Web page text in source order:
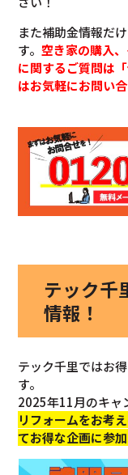
また補助金情報だ
す。空き家の購入
に関するご質問は
はお気軽にお問い
テック千
情報！
テック千里ではお
す。
2025年11月のキャ
リフォームをお考
てお得な企画に参